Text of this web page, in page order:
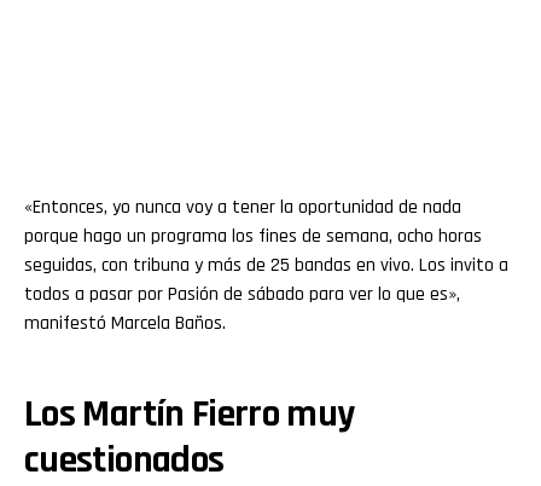
«Entonces, yo nunca voy a tener la oportunidad de nada
porque hago un programa los fines de semana, ocho horas
seguidas, con tribuna y más de 25 bandas en vivo. Los invito a
todos a pasar por Pasión de sábado para ver lo que es»,
manifestó Marcela Baños.
Los Martín Fierro muy
cuestionados